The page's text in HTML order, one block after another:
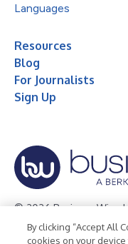
Languages
Resources
Blog
For Journalists
Sign Up
© 2026 Business Wire,
Privacy Policy Cookie
By clicking “Accept All
cookies on your